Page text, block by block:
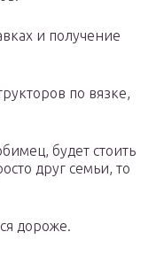
и получение
по вязке,
будет стоить
друг семьи, то
дороже.